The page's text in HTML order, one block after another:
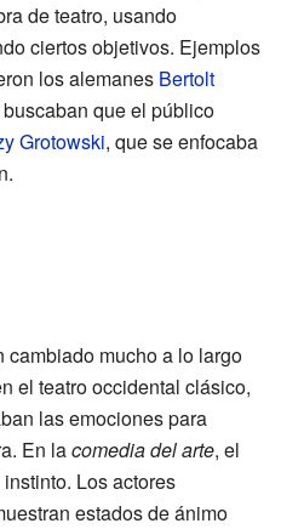
de teatro, usando
ciertos objetivos. Ejemplos
los alemanes Bertolt
que el público
Grotowski, que se enfocaba
cambiado mucho a lo largo
el teatro occidental clásico,
las emociones para
En lacomedia del arte, el
Los actores
estados de ánimo